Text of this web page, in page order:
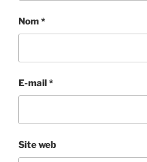
Nom*
E-mail*
Site web